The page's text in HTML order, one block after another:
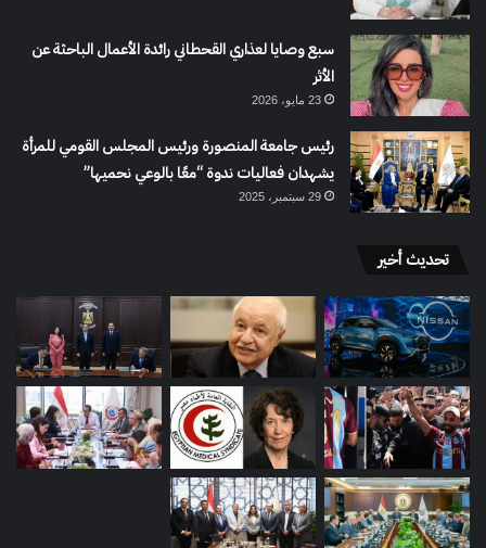
سبع وصايا لعذاري القحطاني رائدة الأعمال الباحثة عن
الأثر
23 مايو، 2026
رئيس جامعة المنصورة ورئيس المجلس القومي للمرأة
يشهدان فعاليات ندوة “معًا بالوعي نحميها”
29 سبتمبر، 2025
تحديث أخير